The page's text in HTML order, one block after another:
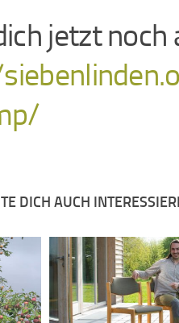
jetzt noch
DICH AUCH